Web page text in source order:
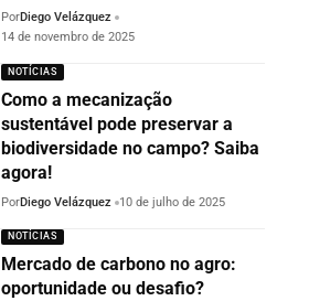
PorDiego Velázquez
14 de novembro de 2025
NOTÍCIAS
Como a mecanização
sustentável pode preservar a
biodiversidade no campo? Saiba
agora!
PorDiego Velázquez 10 de julho de 2025
NOTÍCIAS
Mercado de carbono no agro:
oportunidade ou desafio?